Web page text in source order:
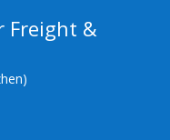
Freight &